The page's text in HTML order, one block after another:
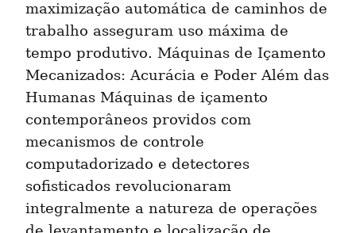
maximização automática de caminhos de
trabalho asseguram uso máxima de
tempo produtivo. Máquinas de Içamento
Mecanizados: Acurácia e Poder Além das
Humanas Máquinas de içamento
contemporâneos providos com
mecanismos de controle
computadorizado e detectores
sofisticados revolucionaram
integralmente a natureza de operações